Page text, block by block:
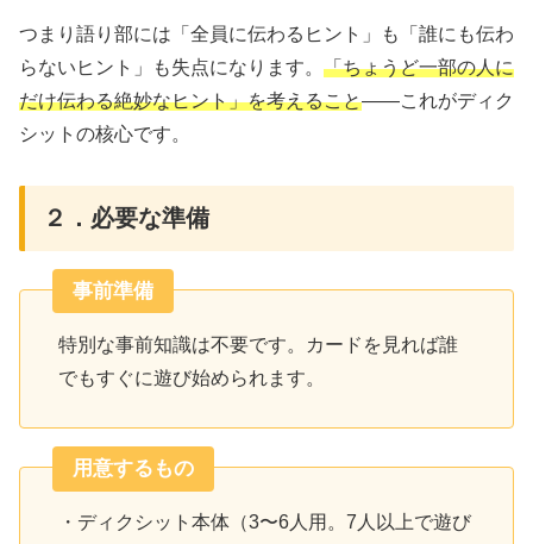
つまり語り部には「全員に伝わるヒント」も「誰にも伝わ
らないヒント」も失点になります。 「ちょうど一部の人に
だけ伝わる絶妙なヒント」を考えること——これがディク
シットの核心です。
２．必要な準備
事前準備
特別な事前知識は不要です。カードを見れば誰
でもすぐに遊び始められます。
用意するもの
・ディクシット本体（3〜6人用。7人以上で遊び